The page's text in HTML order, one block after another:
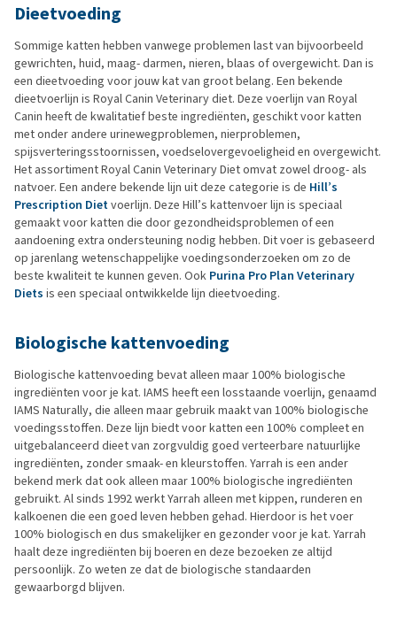
Dieetvoeding
Sommige katten hebben vanwege problemen last van bijvoorbeeld
gewrichten, huid, maag- darmen, nieren, blaas of overgewicht. Dan is
een dieetvoeding voor jouw kat van groot belang. Een bekende
dieetvoerlijn is Royal Canin Veterinary diet. Deze voerlijn van Royal
Canin heeft de kwalitatief beste ingrediënten, geschikt voor katten
met onder andere urinewegproblemen, nierproblemen,
spijsverteringsstoornissen, voedselovergevoeligheid en overgewicht.
Het assortiment Royal Canin Veterinary Diet omvat zowel droog- als
natvoer. Een andere bekende lijn uit deze categorie is de Hill’s
Prescription Dietvoerlijn. Deze Hill’s kattenvoer lijn is speciaal
gemaakt voor katten die door gezondheidsproblemen of een
aandoening extra ondersteuning nodig hebben. Dit voer is gebaseerd
op jarenlang wetenschappelijke voedingsonderzoeken om zo de
beste kwaliteit te kunnen geven. Ook Purina Pro Plan Veterinary
Diets is een speciaal ontwikkelde lijn dieetvoeding.
Biologische kattenvoeding
Biologische kattenvoeding bevat alleen maar 100% biologische
ingrediënten voor je kat. IAMS heeft een losstaande voerlijn, genaamd
IAMS Naturally, die alleen maar gebruik maakt van 100% biologische
voedingsstoffen. Deze lijn biedt voor katten een 100% compleet en
uitgebalanceerd dieet van zorgvuldig goed verteerbare natuurlijke
ingrediënten, zonder smaak- en kleurstoffen. Yarrah is een ander
bekend merk dat ook alleen maar 100% biologische ingrediënten
gebruikt. Al sinds 1992 werkt Yarrah alleen met kippen, runderen en
kalkoenen die een goed leven hebben gehad. Hierdoor is het voer
100% biologisch en dus smakelijker en gezonder voor je kat. Yarrah
haalt deze ingrediënten bij boeren en deze bezoeken ze altijd
persoonlijk. Zo weten ze dat de biologische standaarden
gewaarborgd blijven.